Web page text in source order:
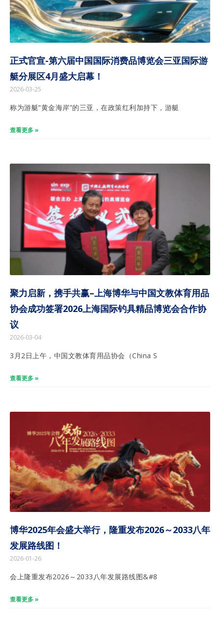
正式官宣-第六届中国国际消费品博览会三亚国际游
艇分展区4月盛大启幕！
2026-03-25
称为游艇“黄金海岸”的三亚，在政策红利加持下，游艇
查看更多 »
聚力启新，携手共赢–上海博华与中国文教体育用品
协会成功签署2026上海国际钓具精品博览会合作协
议
2026-03-04
3月2日上午，中国文教体育用品协会（China S
查看更多 »
博华2025年会盛大举行，隆重发布2026～2033八年
发展路线图！
2026-01-26
会上隆重发布2026～2033八年发展路线图&#8
查看更多 »